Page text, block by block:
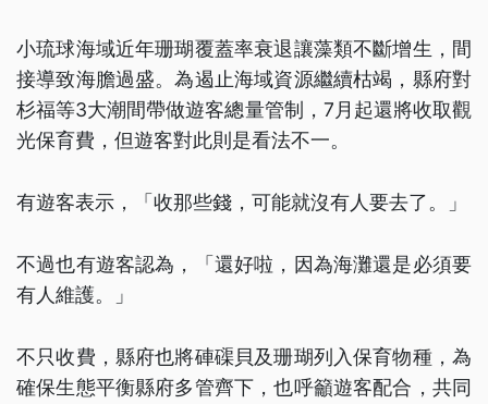
小琉球海域近年珊瑚覆蓋率衰退讓藻類不斷增生，間
接導致海膽過盛。為遏止海域資源繼續枯竭，縣府對
杉福等3大潮間帶做遊客總量管制，7月起還將收取觀
光保育費，但遊客對此則是看法不一。
有遊客表示，「收那些錢，可能就沒有人要去了。」
不過也有遊客認為，「還好啦，因為海灘還是必須要
有人維護。」
不只收費，縣府也將硨磲貝及珊瑚列入保育物種，為
確保生態平衡縣府多管齊下，也呼籲遊客配合，共同